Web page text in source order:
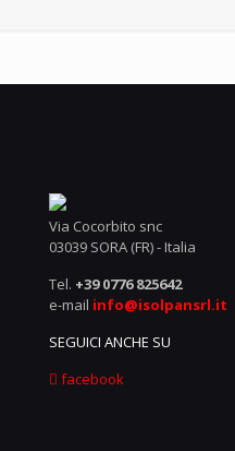
Via Cocorbito snc
03039 SORA (FR) - Italia
Tel. +39 0776 825642
e-mail info@isolpansrl.it
SEGUICI ANCHE SU
facebook